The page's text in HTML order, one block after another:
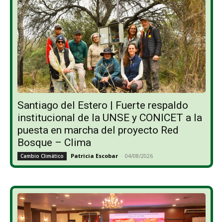
Santiago del Estero | Fuerte respaldo
institucional de la UNSE y CONICET a la
puesta en marcha del proyecto Red
Bosque – Clima
Cambio Climático Patricia Escobar - 04/08/2026